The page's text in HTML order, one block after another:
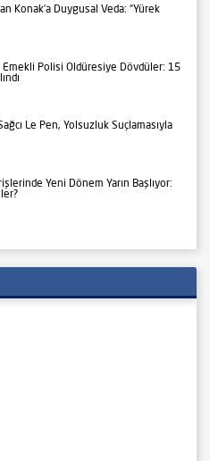
Konak’a Duygusal Veda: “Yürek
Polisi Öldüresiye Dövdüler: 15
Le Pen, Yolsuzluk Suçlamasıyla
Yeni Dönem Yarın Başlıyor: